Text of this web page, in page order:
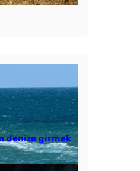
denize girmek